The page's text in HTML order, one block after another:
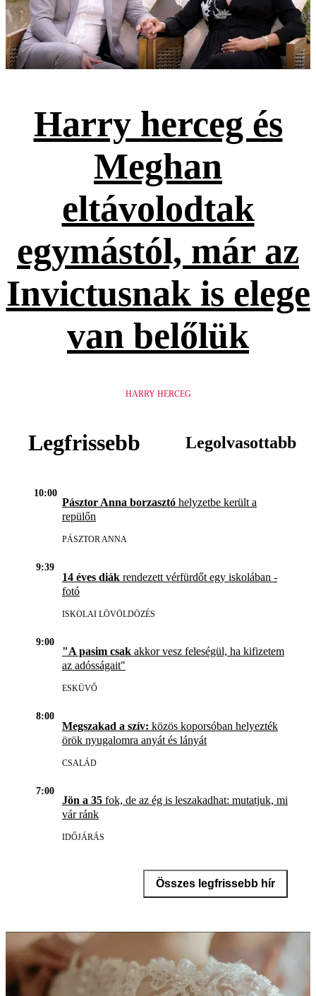
Harry herceg és
Meghan
eltávolodtak
egymástól, már az
Invictusnak is elege
van belőlük
HARRY HERCEG
Legfrissebb Legolvasottabb
10:00
Pásztor Anna borzasztó helyzetbe került a
repülőn
PÁSZTOR ANNA
9:39
14 éves diák rendezett vérfürdőt egy iskolában -
fotó
ISKOLAI LÖVÖLDÖZÉS
9:00
"A pasim csak akkor vesz feleségül, ha kifizetem
az adósságait"
ESKÜVŐ
8:00
Megszakad a szív: közös koporsóban helyezték
örök nyugalomra anyát és lányát
CSALÁD
7:00
Jön a 35 fok, de az ég is leszakadhat: mutatjuk, mi
vár ránk
IDŐJÁRÁS
Összes legfrissebb hír